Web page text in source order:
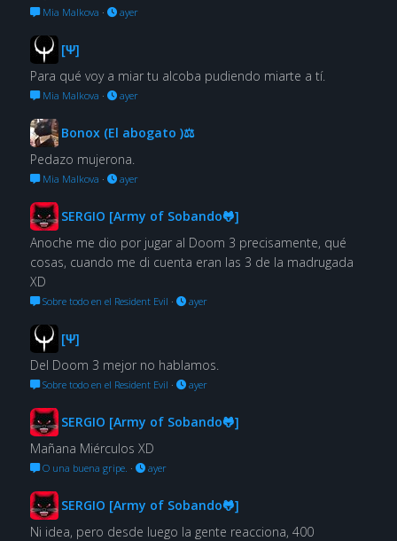
Mia Malkova · ayer
[Ψ]
Para qué voy a miar tu alcoba pudiendo miarte a tí.
Mia Malkova · ayer
Bonox (El abogato )⚖
Pedazo mujerona.
Mia Malkova · ayer
SERGIO [Army of Sobando🐸]
Anoche me dio por jugar al Doom 3 precisamente, qué
cosas, cuando me di cuenta eran las 3 de la madrugada
XD
Sobre todo en el Resident Evil · ayer
[Ψ]
Del Doom 3 mejor no hablamos.
Sobre todo en el Resident Evil · ayer
SERGIO [Army of Sobando🐸]
Mañana Miérculos XD
O una buena gripe. · ayer
SERGIO [Army of Sobando🐸]
Ni idea, pero desde luego la gente reacciona, 400